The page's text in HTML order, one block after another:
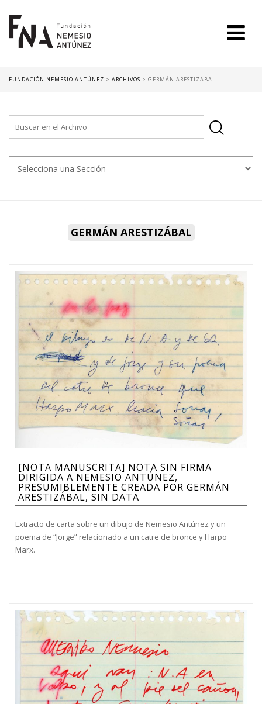
FUNDACIÓN NEMESIO ANTÚNEZ > ARCHIVOS > GERMÁN ARESTIZÁBAL
GERMÁN ARESTIZÁBAL
[NOTA MANUSCRITA] NOTA SIN FIRMA
DIRIGIDA A NEMESIO ANTÚNEZ,
PRESUMIBLEMENTE CREADA POR GERMÁN
ARESTIZÁBAL, SIN DATA
Extracto de carta sobre un dibujo de Nemesio Antúnez y un
poema de “Jorge” relacionado a un catre de bronce y Harpo
Marx.